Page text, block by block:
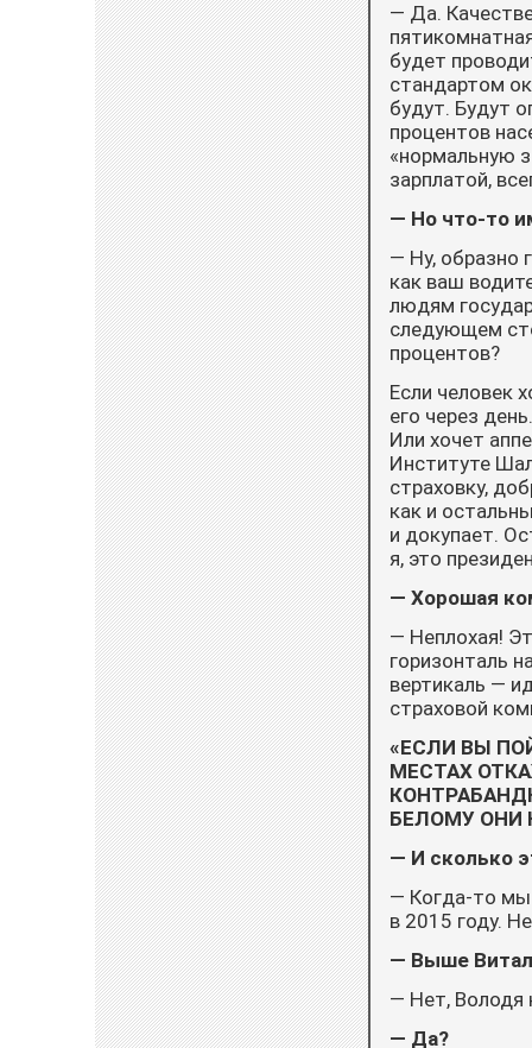
— Да.
будет
стандартом
будут. Будут
процентов
«нормальную
зарплатой,
— Но что-то
— Ну, образно
как ваш
людям
следующем
процентов?
Если человек
его через
Или хочет
Институте
страховку,
как и
и докупает.
я, это
— Хорошая
— Неплохая!
горизонталь
вертикаль —
страховой
«ЕСЛИ ВЫ
МЕСТАХ
БЕЛОМУ ОНИ
— И сколько
— Когда-то мы
в 2015 году.
— Выше
— Нет, Володя
— Да?